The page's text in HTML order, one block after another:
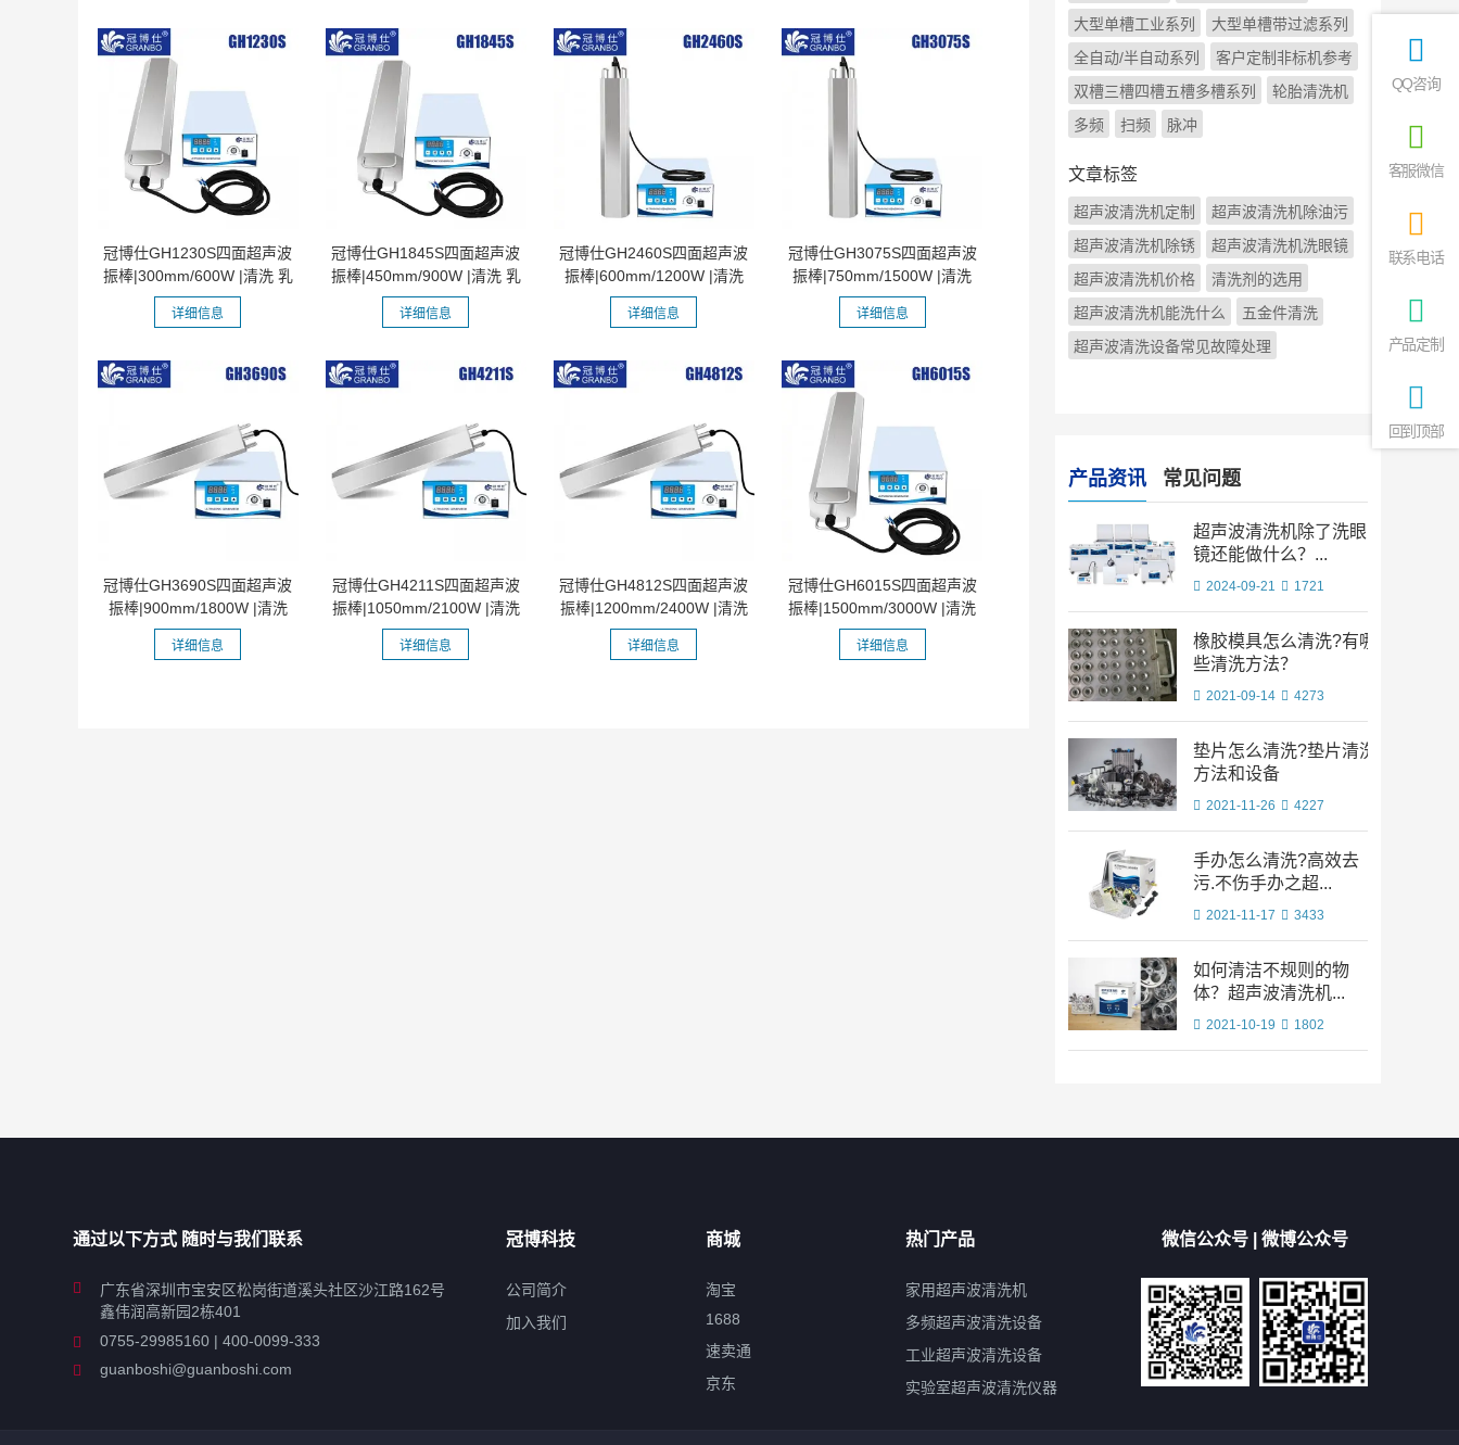
冠博仕GH1230S四面超声波
振棒|300mm/600W |清洗 乳
化 分散...
详细信息
冠博仕GH1845S四面超声波
振棒|450mm/900W |清洗 乳
化 分散...
详细信息
冠博仕GH2460S四面超声波
振棒|600mm/1200W |清洗
乳化 分散...
详细信息
冠博仕GH3075S四面超声波
振棒|750mm/1500W |清洗
乳化 分散...
详细信息
冠博仕GH3690S四面超声波
振棒|900mm/1800W |清洗
乳化 分散...
详细信息
冠博仕GH4211S四面超声波
振棒|1050mm/2100W |清洗
乳化 分散...
详细信息
冠博仕GH4812S四面超声波
振棒|1200mm/2400W |清洗
乳化 分散...
详细信息
冠博仕GH6015S四面超声波
振棒|1500mm/3000W |清洗
乳化 分散...
详细信息
大型单槽工业系列
大型单槽带过滤系列
全自动/半自动系列
客户定制非标机参考
双槽三槽四槽五槽多槽系列
轮胎清洗机
多频
扫频 脉冲
文章标签
超声波清洗机定制
超声波清洗机除油污
超声波清洗机除锈
超声波清洗机洗眼镜
超声波清洗机价格
清洗剂的选用
超声波清洗机能洗什么
五金件清洗
超声波清洗设备常见故障处理
产品资讯 常见问题
超声波清洗机除了洗眼
镜还能做什么？...
2024-09-21 1721
橡胶模具怎么清洗?有哪
些清洗方法？
2021-09-14 4273
垫片怎么清洗?垫片清洗
方法和设备
2021-11-26 4227
手办怎么清洗?高效去
污.不伤手办之超...
2021-11-17 3433
如何清洁不规则的物
体？超声波清洗机...
2021-10-19 1802
通过以下方式 随时与我们联系
广东省深圳市宝安区松岗街道溪头社区沙江路162号
鑫伟润高新园2栋401
0755-29985160 | 400-0099-333
guanboshi@guanboshi.com
冠博科技
公司简介
加入我们
商城
淘宝
1688
速卖通
京东
热门产品
家用超声波清洗机
多频超声波清洗设备
工业超声波清洗设备
实验室超声波清洗仪器
微信公众号 | 微博公众号
QQ咨询
客服微信
联系电话
产品定制
回到顶部